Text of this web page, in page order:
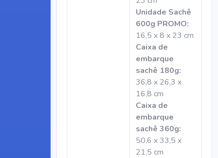
Unidade Sachê
600g PROMO:
16,5 x 8 x 23 cm
Caixa de
embarque
sachê 180g:
36,8 x 26,3 x
16,8 cm
Caixa de
embarque
sachê 360g:
50,6 x 33,5 x
21,5 cm